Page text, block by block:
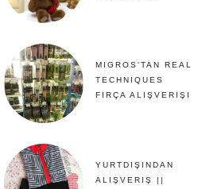
MIGROS'TAN REAL
TECHNIQUES
FIRÇA ALIŞVERIŞI
YURTDIŞINDAN
ALIŞVERIŞ ||